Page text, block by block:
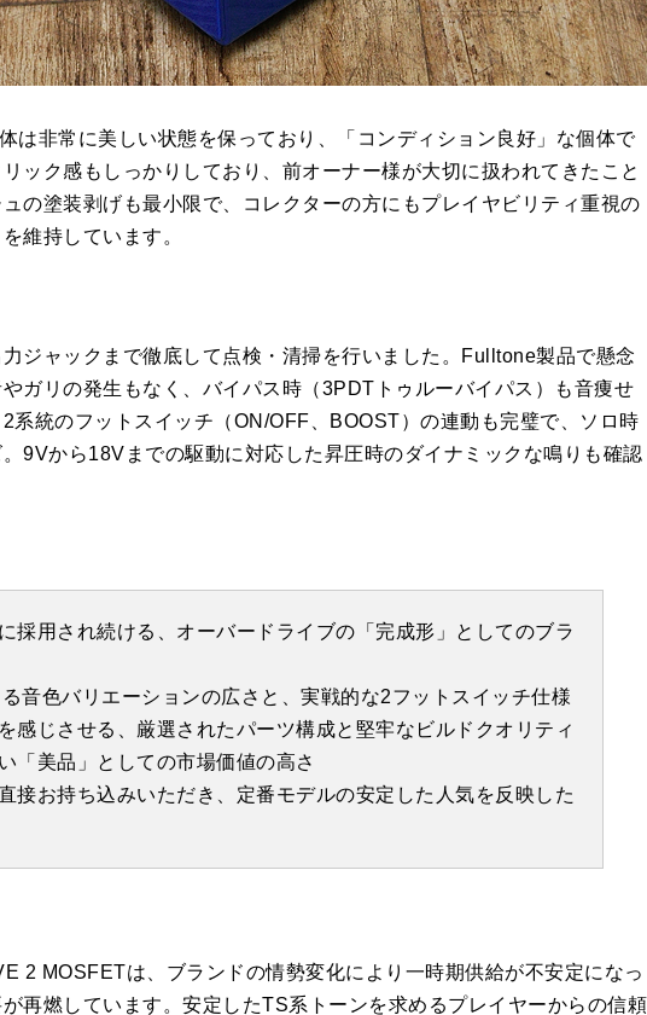
は非常に美しい状態を保っており、「コンディション良好」な個体で
ック感もしっかりしており、前オーナー様が大切に扱われてきたこと
の塗装剥げも最小限で、コレクターの方にもプレイヤビリティ重視の
維持しています。
ジャックまで徹底して点検・清掃を行いました。Fulltone製品で懸念
ガリの発生もなく、バイパス時（3PDTトゥルーバイパス）も音痩せ
系統のフットスイッチ（ON/OFF、BOOST）の連動も完璧で、ソロ時
9Vから18Vまでの駆動に対応した昇圧時のダイナミックな鳴りも確認
採用され続ける、オーバードライブの「完成形」としてのブラ
音色バリエーションの広さと、実戦的な2フットスイッチ仕様
感じさせる、厳選されたパーツ構成と堅牢なビルドクオリティ
「美品」としての市場価値の高さ
接お持ち込みいただき、定番モデルの安定した人気を反映した
2 MOSFETは、ブランドの情勢変化により一時期供給が不安定になっ
再燃しています。安定したTS系トーンを求めるプレイヤーからの信頼